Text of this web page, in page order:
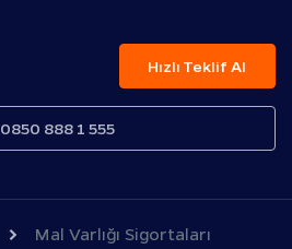
Hızlı Teklif Al
0850 888 1 555
Mal Varlığı Sigortaları